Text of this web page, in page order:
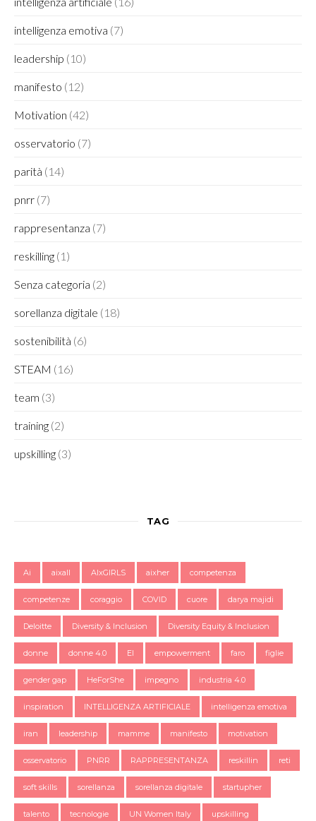
intelligenza emotiva (7)
leadership (10)
manifesto (12)
Motivation (42)
osservatorio (7)
parità (14)
pnrr (7)
rappresentanza (7)
reskilling (1)
Senza categoria (2)
sorellanza digitale (18)
sostenibilità (6)
STEAM (16)
team (3)
training (2)
upskilling (3)
TAG
Ai aixall AIxGIRLS aixher competenza
competenze coraggio COVID cuore darya majidi
Deloitte Diversity & Inclusion Diversity Equity & Inclusion
donne donne 4.0 EI empowerment faro figlie
gender gap HeForShe impegno industria 4.0
inspiration INTELLIGENZA ARTIFICIALE intelligenza emotiva
iran leadership mamme manifesto motivation
osservatorio PNRR RAPPRESENTANZA reskillin reti
soft skills sorellanza sorellanza digitale startupher
talento tecnologie UN Women Italy upskilling